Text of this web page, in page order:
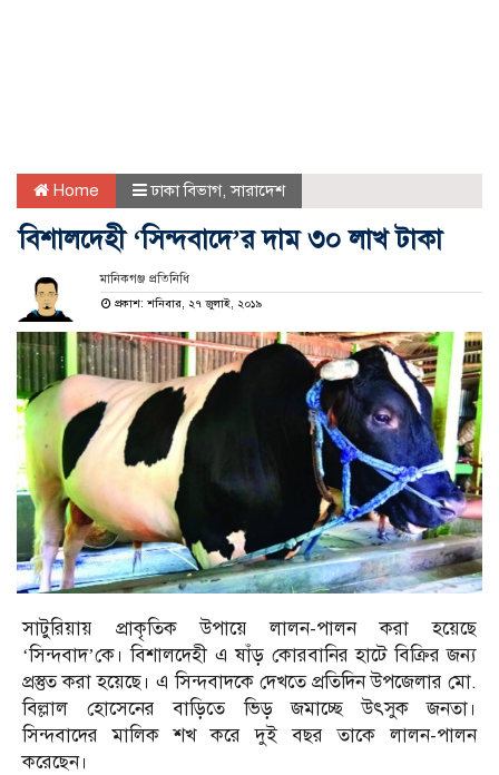
Home ঢাকা বিভাগ,সারাদেশ
বিশালদেহী ‘সিন্দবাদে’র দাম ৩০ লাখ টাকা
মানিকগঞ্জ প্রতিনিধি
প্রকাশ: শনিবার, ২৭ জুলাই, ২০১৯
সাটুরিয়ায় প্রাকৃতিক উপায়ে লালন-পালন করা হয়েছে
‘সিন্দবাদ’কে। বিশালদেহী এ ষাঁড় কোরবানির হাটে বিক্রির জন্য
প্রস্তুত করা হয়েছে। এ সিন্দবাদকে দেখতে প্রতিদিন উপজেলার মো.
বিল্লাল হোসেনের বাড়িতে ভিড় জমাচ্ছে উৎসুক জনতা।
সিন্দবাদের মালিক শখ করে দুই বছর তাকে লালন-পালন
করেছেন।